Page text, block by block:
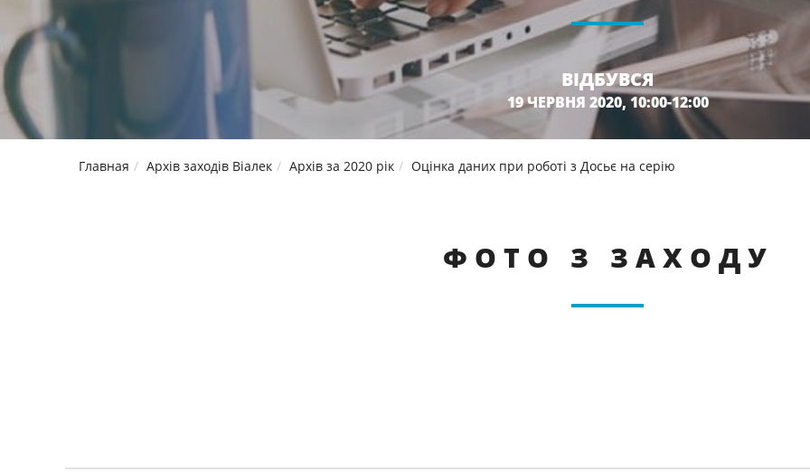
ВІДБУВСЯ
19 ЧЕРВНЯ 2020, 10:00-12:00
Главная Архів заходів Віалек Архів за 2020 рік Оцінка даних при роботі з Досьє на серію
ФОТО З ЗАХОДУ